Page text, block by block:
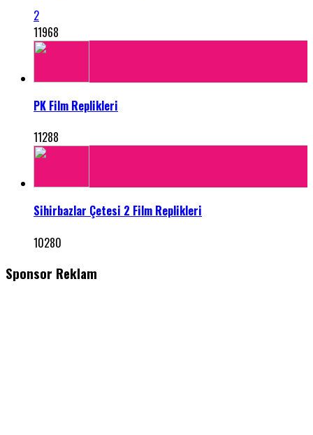
2
11968
PK Film Replikleri
11288
Sihirbazlar Çetesi 2 Film Replikleri
10280
Sponsor Reklam